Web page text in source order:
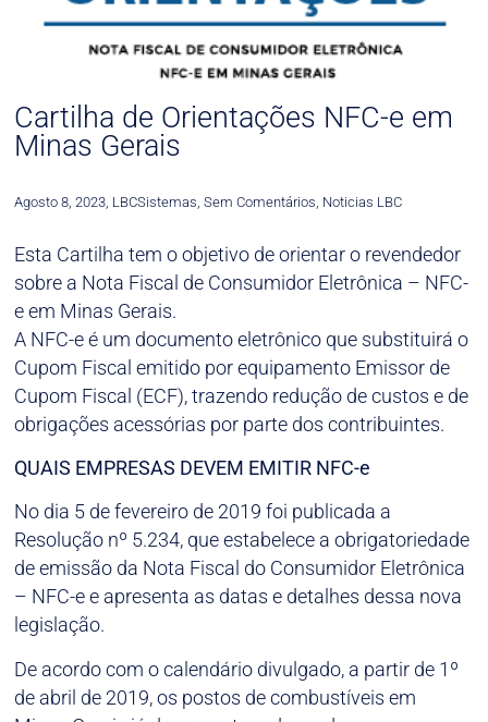
Cartilha de Orientações NFC-e em
Minas Gerais
Agosto 8, 2023, LBCSistemas, Sem Comentários, Noticias LBC
Esta Cartilha tem o objetivo de orientar o revendedor
sobre a Nota Fiscal de Consumidor Eletrônica – NFC-
e em Minas Gerais.
A NFC-e é um documento eletrônico que substituirá o
Cupom Fiscal emitido por equipamento Emissor de
Cupom Fiscal (ECF), trazendo redução de custos e de
obrigações acessórias por parte dos contribuintes.
QUAIS EMPRESAS DEVEM EMITIR NFC-e
No dia 5 de fevereiro de 2019 foi publicada a
Resolução nº 5.234, que estabelece a obrigatoriedade
de emissão da Nota Fiscal do Consumidor Eletrônica
– NFC-e e apresenta as datas e detalhes dessa nova
legislação.
De acordo com o calendário divulgado, a partir de 1º
de abril de 2019, os postos de combustíveis em